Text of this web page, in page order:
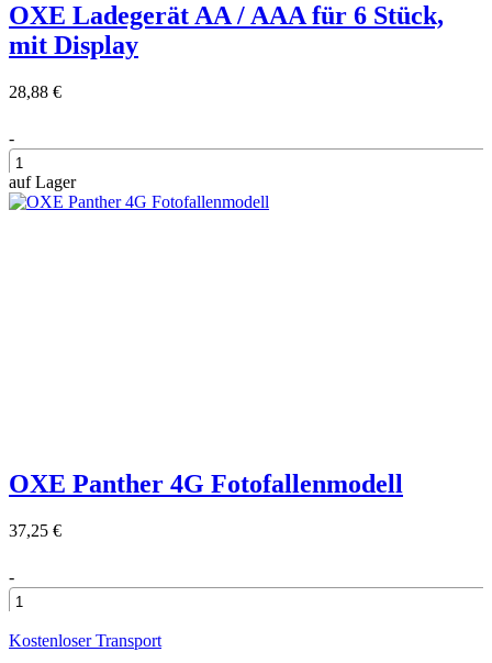
OXE Ladegerät AA / AAA für 6 Stück,
mit Display
28,88 €
-
+
auf Lager
OXE Panther 4G Fotofallenmodell
37,25 €
-
+
Kostenloser Transport